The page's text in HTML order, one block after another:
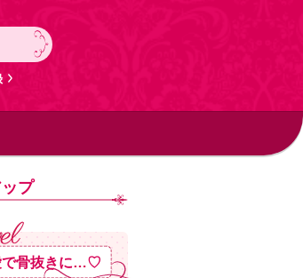
プ
で骨抜きに…♡